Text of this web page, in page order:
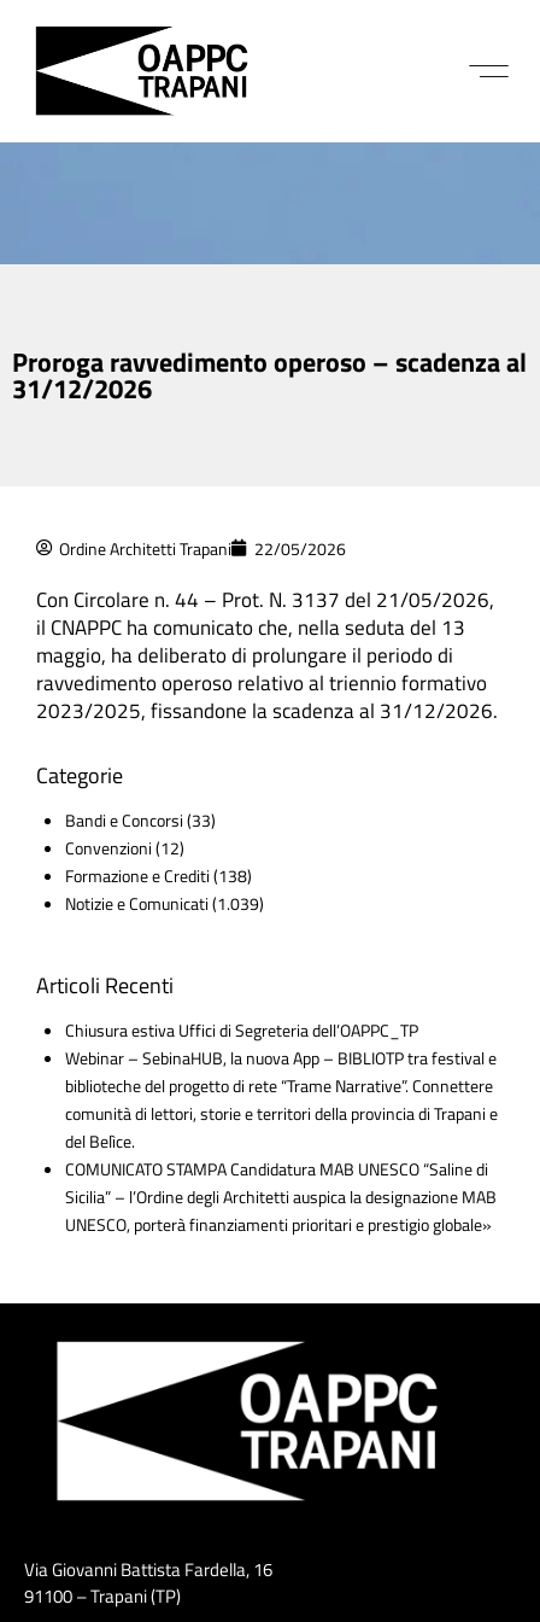
Proroga ravvedimento operoso – scadenza al
31/12/2026
Ordine Architetti Trapani 22/05/2026
Con Circolare n. 44 – Prot. N. 3137 del 21/05/2026,
il CNAPPC ha comunicato che, nella seduta del 13
maggio, ha deliberato di prolungare il periodo di
ravvedimento operoso relativo al triennio formativo
2023/2025, fissandone la scadenza al 31/12/2026.
Categorie
Bandi e Concorsi(33)
Convenzioni(12)
Formazione e Crediti(138)
Notizie e Comunicati(1.039)
Articoli Recenti
Chiusura estiva Uffici di Segreteria dell’OAPPC_TP
Webinar – SebinaHUB, la nuova App – BIBLIOTP tra festival e
biblioteche del progetto di rete “Trame Narrative”. Connettere
comunità di lettori, storie e territori della provincia di Trapani e
del Belìce.
COMUNICATO STAMPA Candidatura MAB UNESCO “Saline di
Sicilia” – l’Ordine degli Architetti auspica la designazione MAB
UNESCO, porterà finanziamenti prioritari e prestigio globale»
Via Giovanni Battista Fardella, 16
91100 – Trapani (TP)